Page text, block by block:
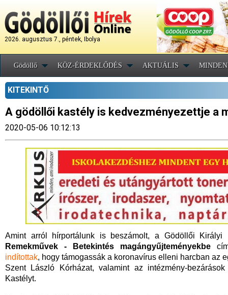
2026. augusztus 7., péntek, Ibolya
Gödöllő KÖZ-ÉRDEKLŐDÉS AKTUÁLIS
KITEKINTŐ
A gödöllői kastély is kedvezményezettje a
2020-05-06 10:12:13
Amint arról hírportálunk is beszámolt, a Gödöllői
Remekművek - Betekintés magángyűjteményekbe
indítottak, hogy támogassák a koronavírus elleni harcban az
Szent László Kórházat, valamint az intézmény-
Kastélyt.